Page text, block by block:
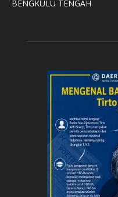
BENGKULU TENGAH